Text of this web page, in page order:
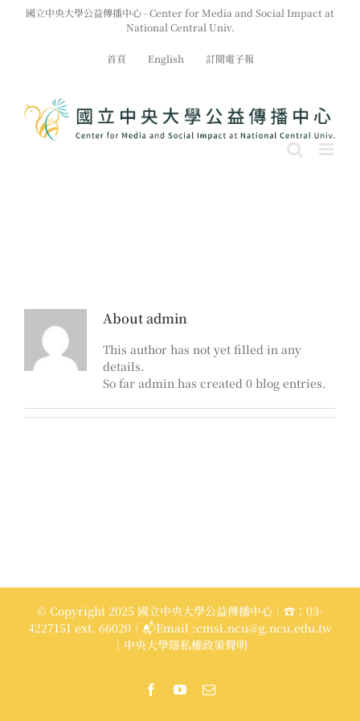
國立中央大學公益傳播中心 - Center for Media and Social Impact at
National Central Univ.
首頁 English 訂閱電子報
Aboutadmin
This author has not yet filled in any
details.
So far admin has created 0 blog entries.
© Copyright 2025 國立中央大學公益傳播中心｜☎：03-
4227151 ext. 66020｜📬Email :cmsi.ncu@g.ncu.edu.tw
｜中央大學隱私權政策聲明
FacebookYouTubeEmail